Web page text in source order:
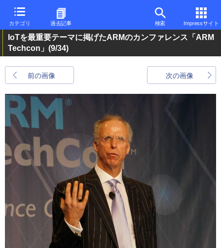
カテゴリ 過去記事 検索 Impressサイト
IoTを最重要テーマに掲げたARMのカンファレンス「ARM
Techcon」 (9/34)
前の画像 次の画像